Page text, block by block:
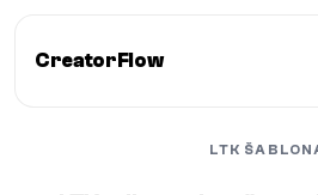
CreatorFlow
LTK